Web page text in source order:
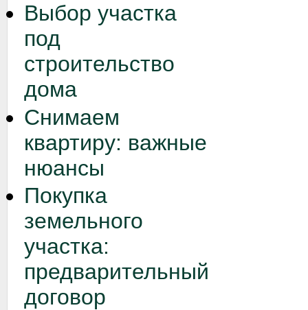
Выбор участка
под
строительство
дома
Снимаем
квартиру: важные
нюансы
Покупка
земельного
участка:
предварительный
договор